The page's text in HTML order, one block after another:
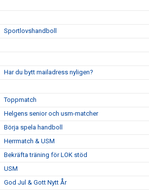
Sportlovshandboll
Har du bytt mailadress nyligen?
Toppmatch
Helgens senior och usm-matcher
Börja spela handboll
Herrmatch & USM
Bekräfta träning för LOK stöd
USM
God Jul & Gott Nytt År